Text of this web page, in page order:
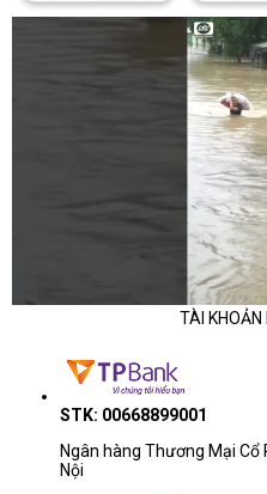
TÀI KHOẢN
STK: 00668899001
Ngân hàng Thương Mại Cổ
Nội